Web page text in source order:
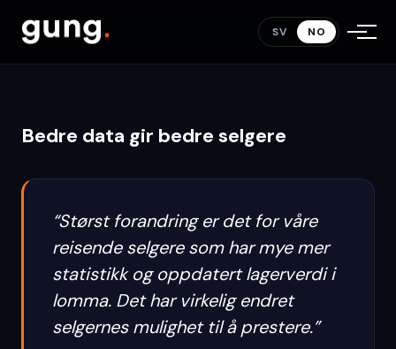
SV NO
med Gung PIM og Fortnox.
Bedre data gir bedre selgere
“Størst forandring er det for våre
reisende selgere som har mye mer
statistikk og oppdatert lagerverdi i
lomma. Det har virkelig endret
selgernes mulighet til å prestere.”